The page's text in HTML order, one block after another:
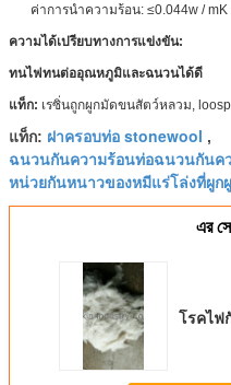
ค่าการนำความร้อน: ≤0.044w / mK
ความได้เปรียบทางการแข่งขัน:
ทนไฟทนต่ออุณหภูมิและฉนวนได้ดี
แท็ก: เรซิ่นถูกผูกมัดขนสัตว์หลวม,
แท็ก: ฝาครอบท่อ stonewool ,
ฉนวนกันความร้อนท่อฉนวนกันค
หน่วยกันหนาวของหมีแร่โล่งที่ผูก
এর
โรคไฟ